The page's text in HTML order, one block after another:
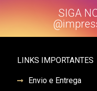
SIGA
LINKS IMPORTANTES
Envio e Entrega